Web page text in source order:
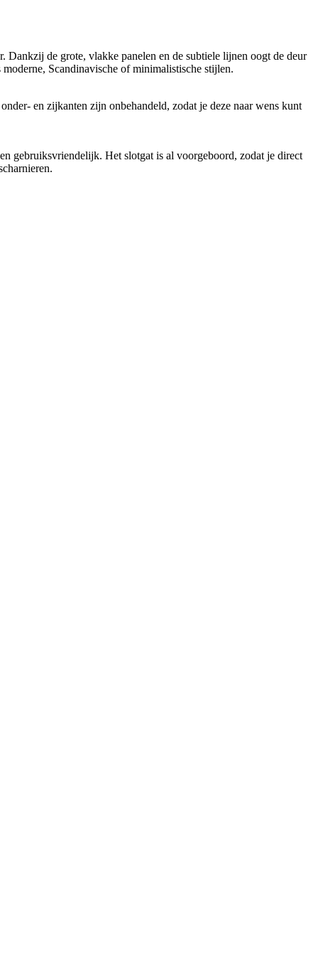
de grote, vlakke panelen en de subtiele lijnen oogt de deur
Scandinavische of minimalistische stijlen.
en zijkanten zijn onbehandeld, zodat je deze naar wens kunt
gebruiksvriendelijk. Het slotgat is al voorgeboord, zodat je direct